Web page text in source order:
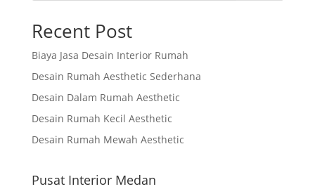
Recent Post
Biaya Jasa Desain Interior Rumah
Desain Rumah Aesthetic Sederhana
Desain Dalam Rumah Aesthetic
Desain Rumah Kecil Aesthetic
Desain Rumah Mewah Aesthetic
Pusat Interior Medan